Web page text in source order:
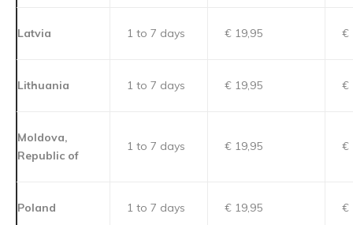
Latvia 1 to 7 days € 19,95 €
Lithuania 1 to 7 days € 19,95 €
Moldova,
Republic of
1 to 7 days € 19,95 €
Poland 1 to 7 days € 19,95 €